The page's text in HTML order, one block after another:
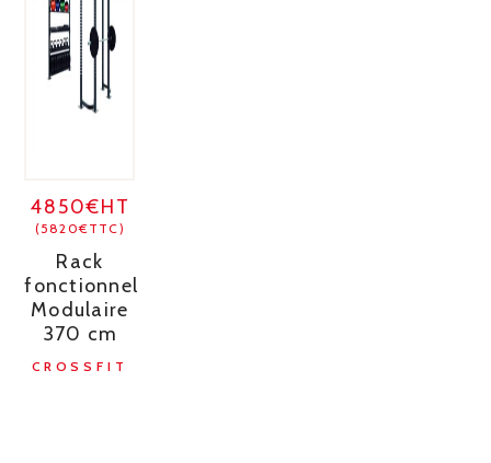
4850€HT
(5820€TTC)
Rack
fonctionnel
Modulaire
370 cm
CROSSFIT